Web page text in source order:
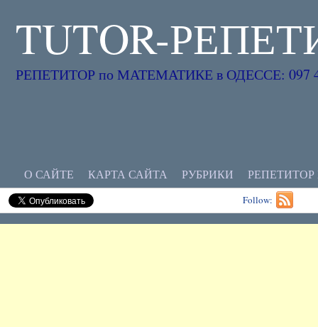
TUTOR-
РЕПЕТИТОР по МАТЕМАТИКЕ в ОДЕССЕ: 097
О САЙТЕ КАРТА САЙТА РУБРИКИ
Follow: